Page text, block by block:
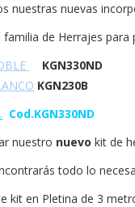
nuestras nuevas
de Herrajes para
KGN330ND
KGN230B
. Cod.KGN330ND
nuestro nuevo kit de
todo lo
kit en Pletina de 3